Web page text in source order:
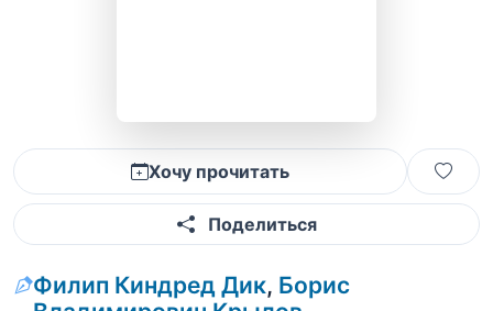
Хочу прочитать
Поделиться
Филип Киндред Дик, Борис